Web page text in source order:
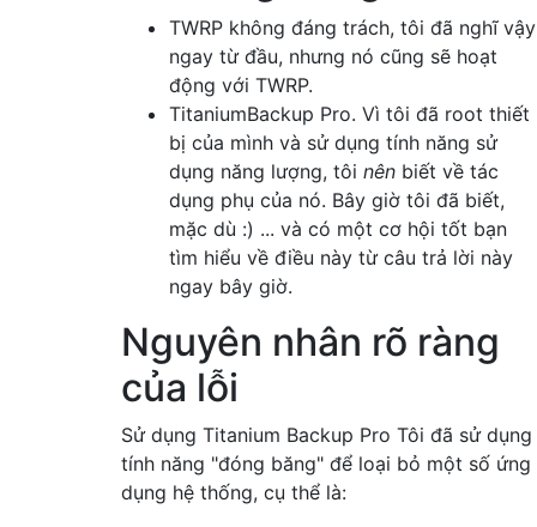
TWRP không đáng trách, tôi đã nghĩ vậy
ngay từ đầu, nhưng nó cũng sẽ hoạt
động với TWRP.
TitaniumBackup Pro. Vì tôi đã root thiết
bị của mình và sử dụng tính năng sử
dụng năng lượng, tôi nên biết về tác
dụng phụ của nó. Bây giờ tôi đã biết,
mặc dù :) ... và có một cơ hội tốt bạn
tìm hiểu về điều này từ câu trả lời này
ngay bây giờ.
Nguyên nhân rõ ràng
của lỗi
Sử dụng Titanium Backup Pro Tôi đã sử dụng
tính năng "đóng băng" để loại bỏ một số ứng
dụng hệ thống, cụ thể là: